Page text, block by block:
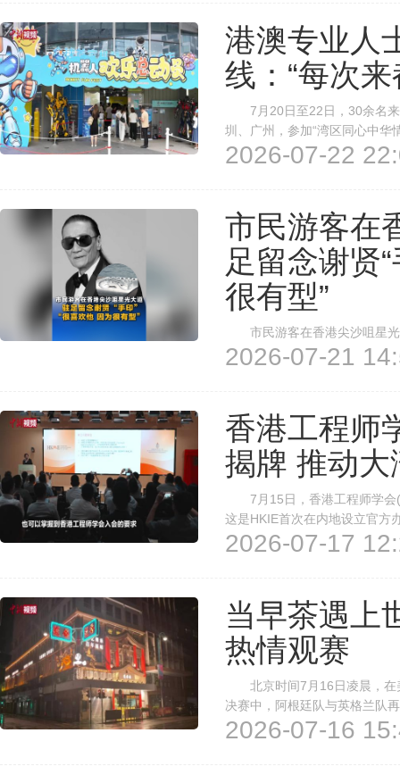
港澳专业人
线：“每次
7月20日至22日，30余名来
圳、广州，参加“湾区同心中华
员们先后走访深圳的高新技术
2026-07-22
市民游客在
足留念谢贤
很有型”
市民游客在香港尖沙咀星光
2026-07-21
香港工程师
揭牌 推动
7月15日，香港工程师学会
这是HKIE首次在内地设立官方
要一步。 该办事处相关内地
2026-07-17
当早茶遇上
热情观赛
北京时间7月16日凌晨，在
决赛中，阿根廷队与英格兰队
同步直播相关赛事，莲香楼亦
2026-07-16